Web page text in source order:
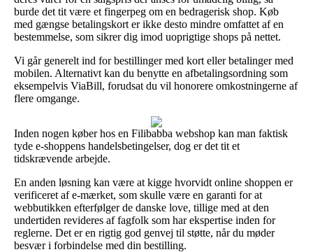
burde det tit være et fingerpeg om en bedragerisk shop. Køb
med gængse betalingskort er ikke desto mindre omfattet af en
bestemmelse, som sikrer dig imod uoprigtige shops på nettet.
Vi går generelt ind for bestillinger med kort eller betalinger med
mobilen. Alternativt kan du benytte en afbetalingsordning som
eksempelvis ViaBill, forudsat du vil honorere omkostningerne af
flere omgange.
Inden nogen køber hos en Filibabba webshop kan man faktisk
tyde e-shoppens handelsbetingelser, dog er det tit et
tidskrævende arbejde.
En anden løsning kan være at kigge hvorvidt online shoppen er
verificeret af e-mærket, som skulle være en garanti for at
webbutikken efterfølger de danske love, tillige med at den
undertiden revideres af fagfolk som har ekspertise inden for
reglerne. Det er en rigtig god genvej til støtte, når du møder
besvær i forbindelse med din bestilling.